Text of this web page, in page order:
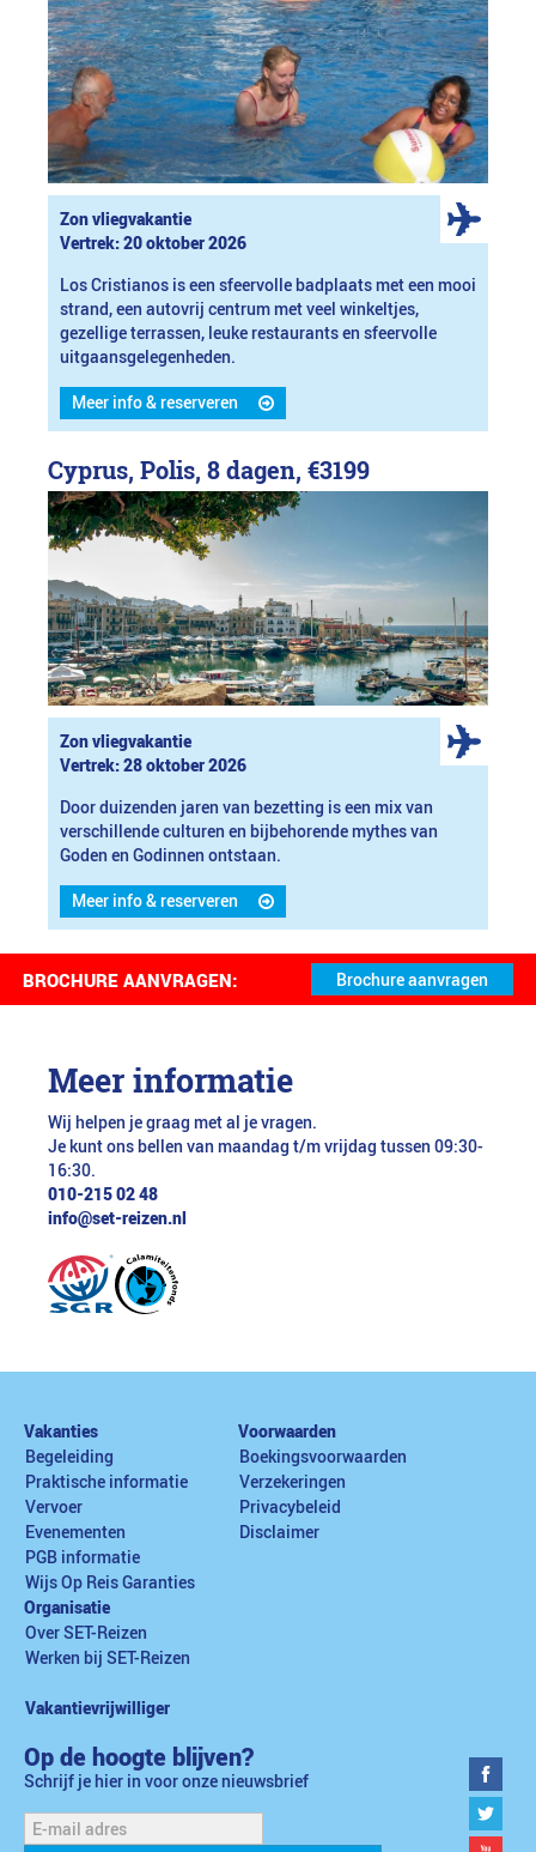
Zon vliegvakantie
Vertrek: 20 oktober 2026
Los Cristianos is een sfeervolle badplaats met een mooi
strand, een autovrij centrum met veel winkeltjes,
gezellige terrassen, leuke restaurants en sfeervolle
uitgaansgelegenheden.
Meer info & reserveren
Cyprus, Polis, 8 dagen, €3199
Zon vliegvakantie
Vertrek: 28 oktober 2026
Door duizenden jaren van bezetting is een mix van
verschillende culturen en bijbehorende mythes van
Goden en Godinnen ontstaan.
Meer info & reserveren
BROCHURE AANVRAGEN:
Meer informatie
Wij helpen je graag met al je vragen.
Je kunt ons bellen van maandag t/m vrijdag tussen 09:30-
16:30.
010-215 02 48
info@set-reizen.nl
Vakanties
Begeleiding
Praktische informatie
Vervoer
Evenementen
PGB informatie
Wijs Op Reis Garanties
Voorwaarden
Boekingsvoorwaarden
Verzekeringen
Privacybeleid
Disclaimer
Organisatie
Over SET-Reizen
Werken bij SET-Reizen
Vakantievrijwilliger
Op de hoogte blijven?
Schrijf je hier in voor onze nieuwsbrief